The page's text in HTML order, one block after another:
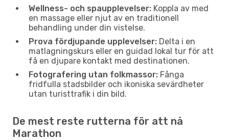
Wellness- och spaupplevelser: Koppla av med
en massage eller njut av en traditionell
behandling under din vistelse.
Prova fördjupande upplevelser: Delta i en
matlagningskurs eller en guidad lokal tur för att
få en djupare kontakt med destinationen.
Fotografering utan folkmassor: Fånga
fridfulla stadsbilder och ikoniska sevärdheter
utan turisttrafik i din bild.
De mest reste rutterna för att nå
Marathon